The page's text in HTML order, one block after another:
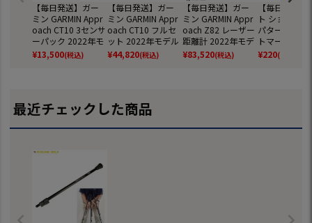
【毎日発送】ガー
ミン GARMIN Appr
oach CT10 3センサ
ーパック 2022年モ
デル 日本正規品
¥13,500(税込)
【毎日発送】ガー
ミン GARMIN Appr
oach CT10 フルセ
ット 2022年モデル
日本正規品
¥44,820(税込)
【毎日発送】ガー
ミン GARMIN Appr
oach Z82 レーザー
距離計 2022年モデ
ル 日本正規品
¥83,520(税込)
【毎日発送】
ト ショット
パター用 イ
トマーカー
物 日本正規品
¥220(税込)
最近チェックした商品